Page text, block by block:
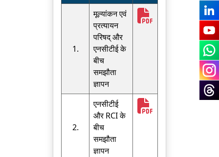
1.
मूल्यांकन एवं
प्रत्यायन
परिषद् और
एनसीटीई के
बीच
समझौता
ज्ञापन
2.
एनसीटीई
और RCI के
बीच
समझौता
ज्ञापन